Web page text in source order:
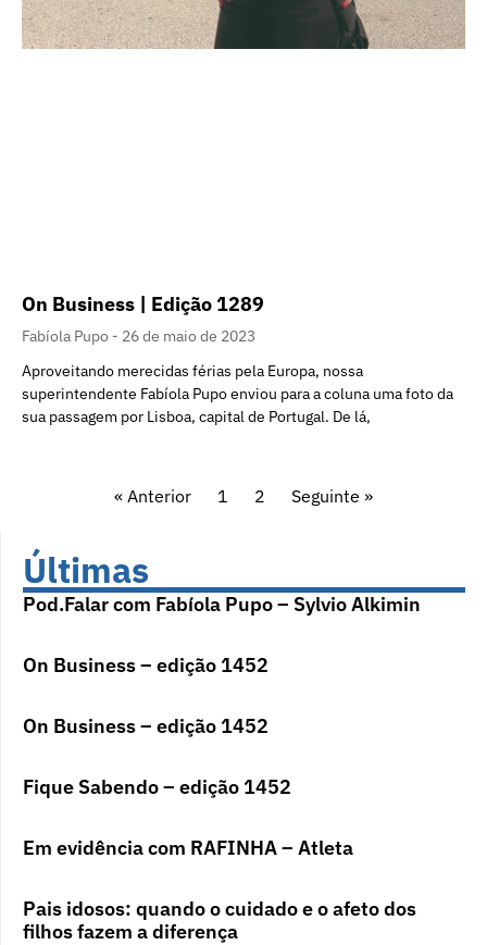
On Business | Edição 1289
Fabíola Pupo
26 de maio de 2023
Aproveitando merecidas férias pela Europa, nossa
superintendente Fabíola Pupo enviou para a coluna uma foto da
sua passagem por Lisboa, capital de Portugal. De lá,
« Anterior 1 2 Seguinte »
Últimas
Pod.Falar com Fabíola Pupo – Sylvio Alkimin
On Business – edição 1452
On Business – edição 1452
Fique Sabendo – edição 1452
Em evidência com RAFINHA – Atleta
Pais idosos: quando o cuidado e o afeto dos
filhos fazem a diferença